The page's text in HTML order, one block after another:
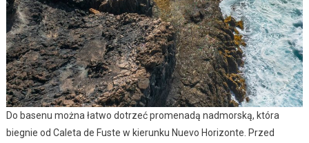
Do basenu można łatwo dotrzeć promenadą nadmorską, która
biegnie od Caleta de Fuste w kierunku Nuevo Horizonte. Przed